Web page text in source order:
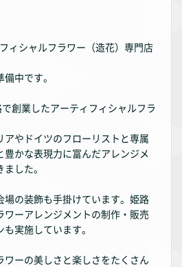
ィシャルフラワー（造花）専門店
中です。
創業したアーティフィシャルフラ
アやドイツのフローリストと専属
かな表現力に富んだアレンジメ
した。
場の装飾も手掛けています。姫路
ワーアレンジメントの制作・販売
実施しています。
ワーの美しさと楽しさをたくさん